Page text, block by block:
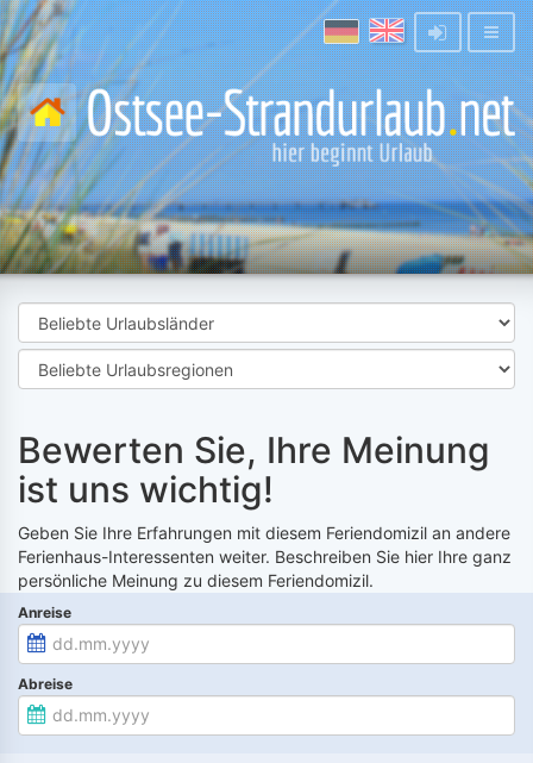
Bewerten Sie, Ihre Meinung
ist uns wichtig!
Geben Sie Ihre Erfahrungen mit diesem Feriendomizil an andere
Ferienhaus-Interessenten weiter. Beschreiben Sie hier Ihre ganz
persönliche Meinung zu diesem Feriendomizil.
Anreise
Abreise